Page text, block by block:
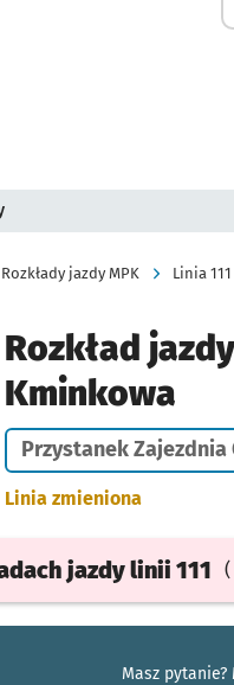
Rozkłady jazdy MPK Linia 111
Rozkład
Kminkowa
Przystanek
Linia zmieniona
jazdylinii 111
Masz pytanie?